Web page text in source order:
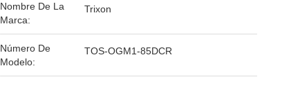
Nombre De La
Marca:
Trixon
Número De
Modelo:
TOS-OGM1-85DCR